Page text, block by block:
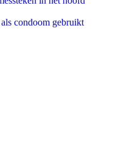
condoom gebruikt